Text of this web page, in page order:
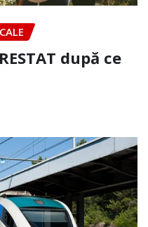
după ce